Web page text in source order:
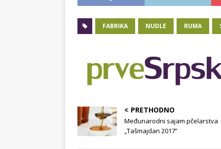
FABRIKA NUDLE RUMA
PRETHODNO
Međunarodni sajam pčelarstva
„Tašmajdan 2017”